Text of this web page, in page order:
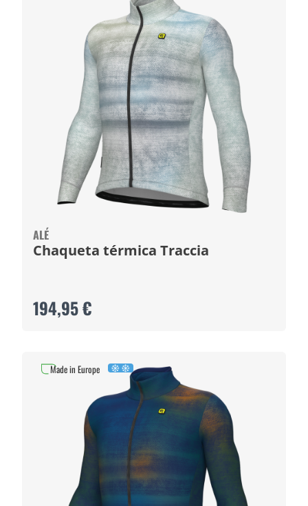
ALÉ
Chaqueta térmica Traccia
194,95 €
Made in Europe